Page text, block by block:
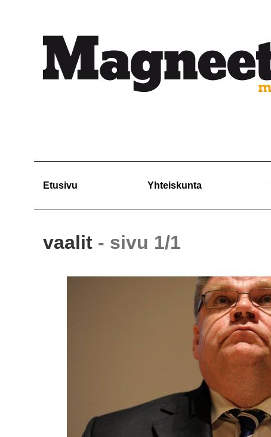
Etusivu Yhteiskunta
vaalit - sivu 1/1